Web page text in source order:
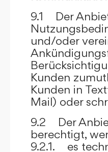
9.1 Der
und/oder
Kunden
Kunden in
Mail) oder
9.2 Der
berechtigt,
9.2.1. es